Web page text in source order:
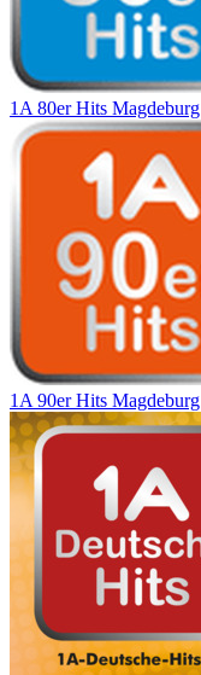
1A 80er Hits Magdeburg
1A 90er Hits Magdeburg